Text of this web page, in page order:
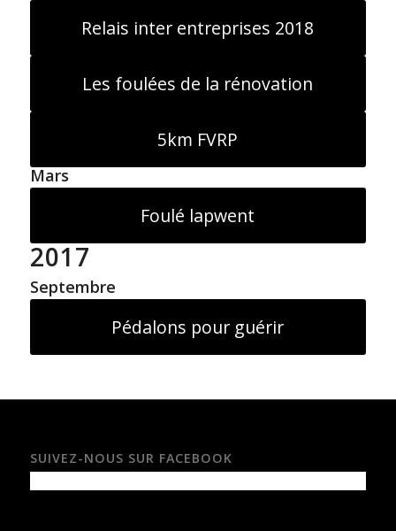
Relais inter entreprises 2018
Les foulées de la rénovation
5km FVRP
Mars
Foulé lapwent
2017
Septembre
Pédalons pour guérir
SUIVEZ-NOUS SUR FACEBOOK